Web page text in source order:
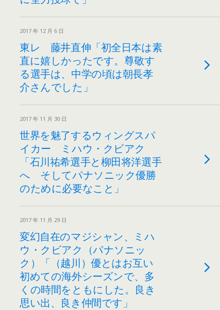
2017 年 12 月 6 日
東レ 藤井直伸「初全日本は素
直に嬉しかったです。尊敬す
る選手は、中学の頃は朝長孝
介さんでした」
2017 年 11 月 30 日
世界を魅了するウィングスパ
イカー ミハウ・クビアク
「石川祐希選手と柳田将洋選手
へ そしてパナソニック優勝
のために必要なこと」
2017 年 11 月 29 日
変幻自在のマジシャン、ミハ
ウ・クビアク（パナソニッ
ク）「（越川）優とはお互い
初めての海外シーズンで、多
くの時間をともにした。良き
思い出、良き仲間です」